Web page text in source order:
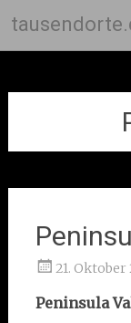
21. Oktober
Peninsula